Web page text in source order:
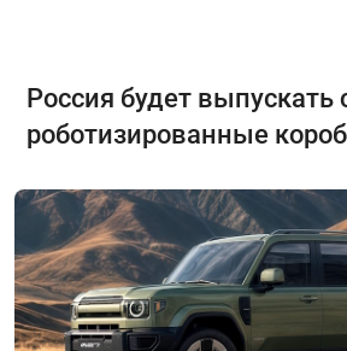
Россия будет выпускать
роботизированные